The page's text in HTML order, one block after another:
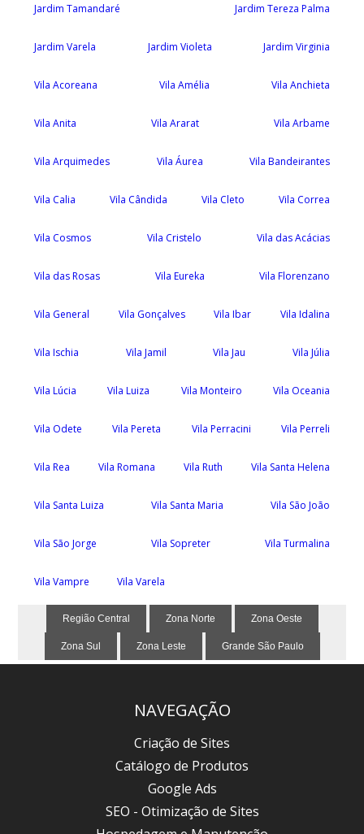
Jardim Tamandaré Jardim Tereza Palma
Jardim Varela Jardim Violeta Jardim Virginia
Vila Acoreana Vila Amélia Vila Anchieta
Vila Anita Vila Ararat Vila Arbame
Vila Arquimedes Vila Áurea Vila Bandeirantes
Vila Calia Vila Cândida Vila Cleto Vila Correa
Vila Cosmos Vila Cristelo Vila das Acácias
Vila das Rosas Vila Eureka Vila Florenzano
Vila General Vila Gonçalves Vila Ibar Vila Idalina
Vila Ischia Vila Jamil Vila Jau Vila Júlia
Vila Lúcia Vila Luiza Vila Monteiro Vila Oceania
Vila Odete Vila Pereta Vila Perracini Vila Perreli
Vila Rea Vila Romana Vila Ruth Vila Santa Helena
Vila Santa Luiza Vila Santa Maria Vila São João
Vila São Jorge Vila Sopreter Vila Turmalina
Vila Vampre Vila Varela
Região Central Zona Norte Zona Oeste
Zona Sul Zona Leste Grande São Paulo
NAVEGAÇÃO
Criação de Sites
Catálogo de Produtos
Google Ads
SEO - Otimização de Sites